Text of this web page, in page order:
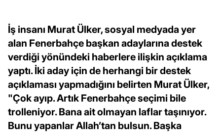
İş insanı Murat Ülker, sosyal medyada yer
alan Fenerbahçe başkan adaylarına destek
verdiği yönündeki haberlere ilişkin açıklama
yaptı. İki aday için de herhangi bir destek
açıklaması yapmadığını belirten Murat Ülker,
"Çok ayıp. Artık Fenerbahçe seçimi bile
trolleniyor. Bana ait olmayan laflar taşınıyor.
Bunu yapanlar Allah’tan bulsun. Başka